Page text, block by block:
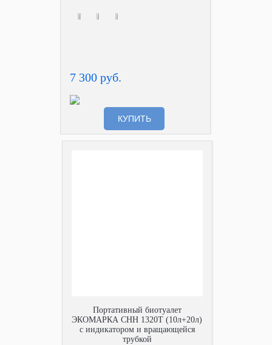
7 300 руб.
КУПИТЬ
Портативный биотуалет
ЭКОМАРКА СНН 1320Т (10л+20л)
с индикатором и вращающейся
трубкой